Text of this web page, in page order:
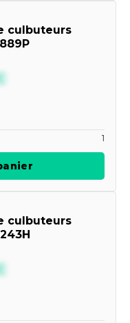
culbuteurs
1
culbuteurs